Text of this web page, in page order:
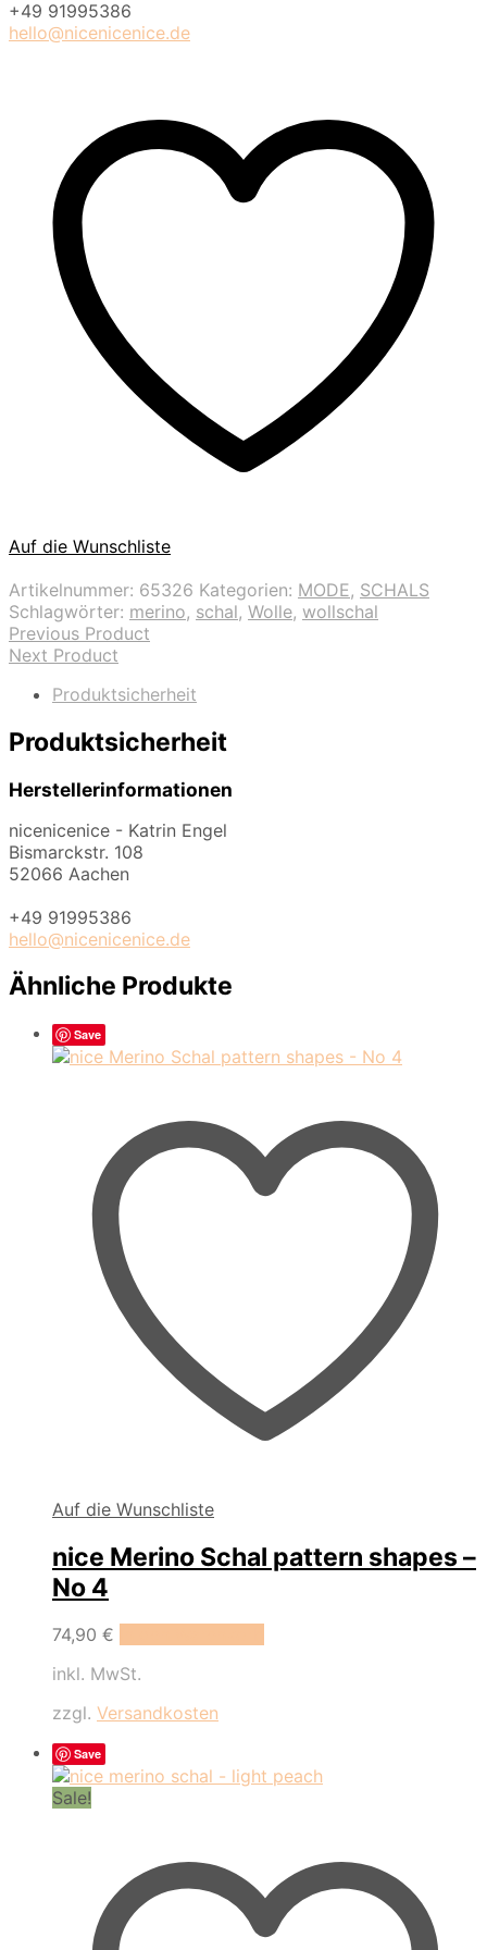
+49 91995386
hello@nicenicenice.de
Auf die Wunschliste
Artikelnummer: 65326 Kategorien: MODE, SCHALS
Schlagwörter: merino, schal, Wolle, wollschal
Previous Product
Next Product
Produktsicherheit
Produktsicherheit
Herstellerinformationen
nicenicenice - Katrin Engel
Bismarckstr. 108
52066 Aachen
+49 91995386
hello@nicenicenice.de
Ähnliche Produkte
Save
Auf die Wunschliste
nice Merino Schal pattern shapes –
No 4
74,90 €
inkl. MwSt.
zzgl. Versandkosten
Save
Sale!